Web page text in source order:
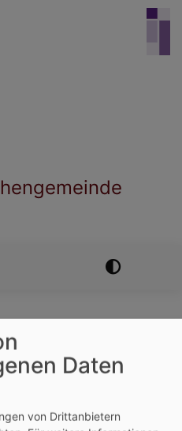
Daten
von Drittanbietern